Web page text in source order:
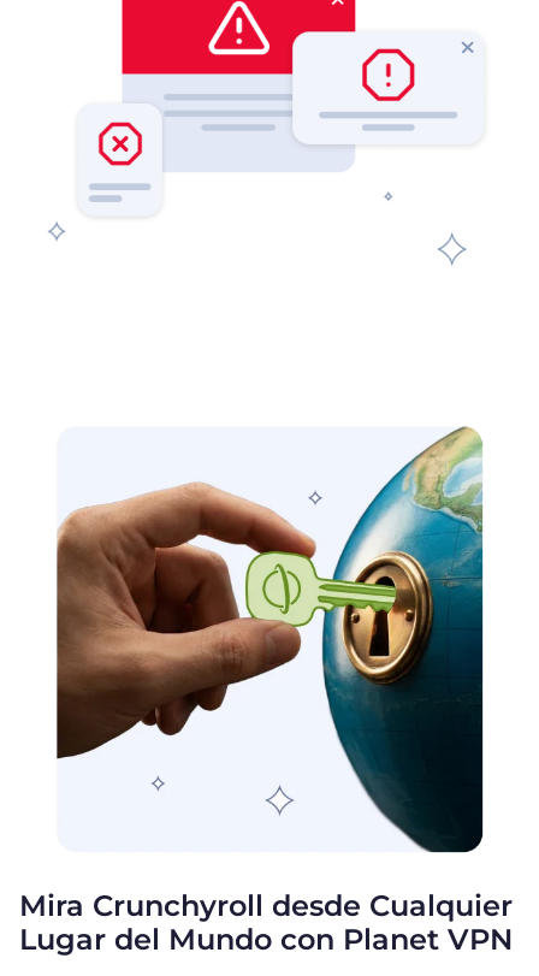
Mira Crunchyroll desde Cualquier
Lugar del Mundo con Planet VPN